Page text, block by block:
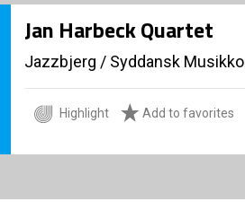
Jan Harbeck Quartet
Jazzbjerg / Syddansk
Highlight Add to favorites